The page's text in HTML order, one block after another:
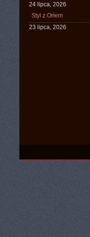
24 lipca, 2026
Styl z Orłem
23 lipca, 2026